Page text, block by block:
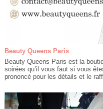
Beauty Queens Paris
Beauty Queens Paris est la
soirées qu’il vous faut si vous
prononcé pour les détails et le